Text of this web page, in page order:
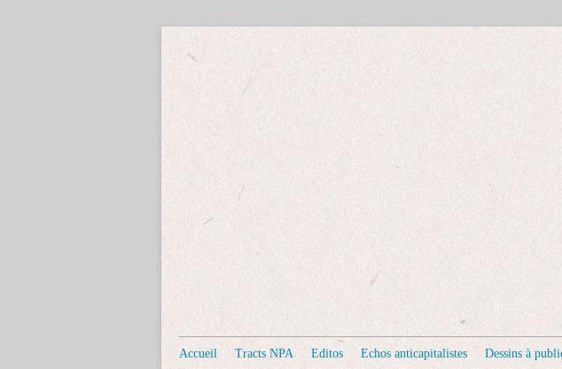
Accueil Tracts NPA Editos Echos anticapitalistes Dessins à